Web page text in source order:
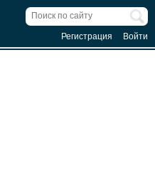
Регистрация Войти